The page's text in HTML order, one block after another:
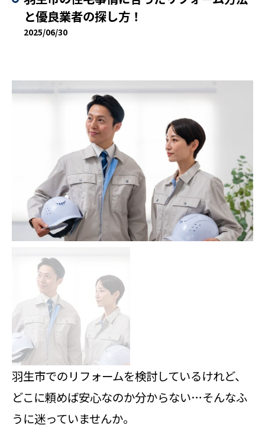
と優良業者の探し方！
2025/06/30
羽生市でのリフォームを検討しているけれど、
どこに頼めば安心なのか分からない…そんなふ
うに迷っていませんか。